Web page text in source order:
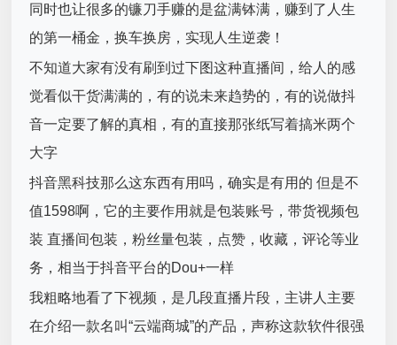
同时也让很多的镰刀手赚的是盆满钵满，赚到了人生
的第一桶金，换车换房，实现人生逆袭！
不知道大家有没有刷到过下图这种直播间，给人的感
觉看似干货满满的，有的说未来趋势的，有的说做抖
音一定要了解的真相，有的直接那张纸写着搞米两个
大字
抖音黑科技那么这东西有用吗，确实是有用的 但是不
值1598啊，它的主要作用就是包装账号，带货视频包
装 直播间包装，粉丝量包装，点赞，收藏，评论等业
务，相当于抖音平台的Dou+一样
我粗略地看了下视频，是几段直播片段，主讲人主要
在介绍一款名叫“云端商城”的产品，声称这款软件很强